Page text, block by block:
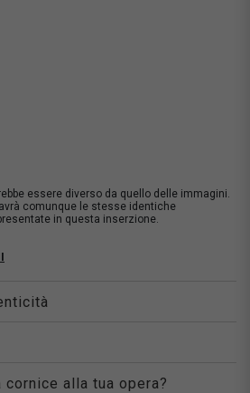
essere diverso da quello delle immagini.
comunque le stesse identiche
in questa inserzione.
cornice alla tua opera?